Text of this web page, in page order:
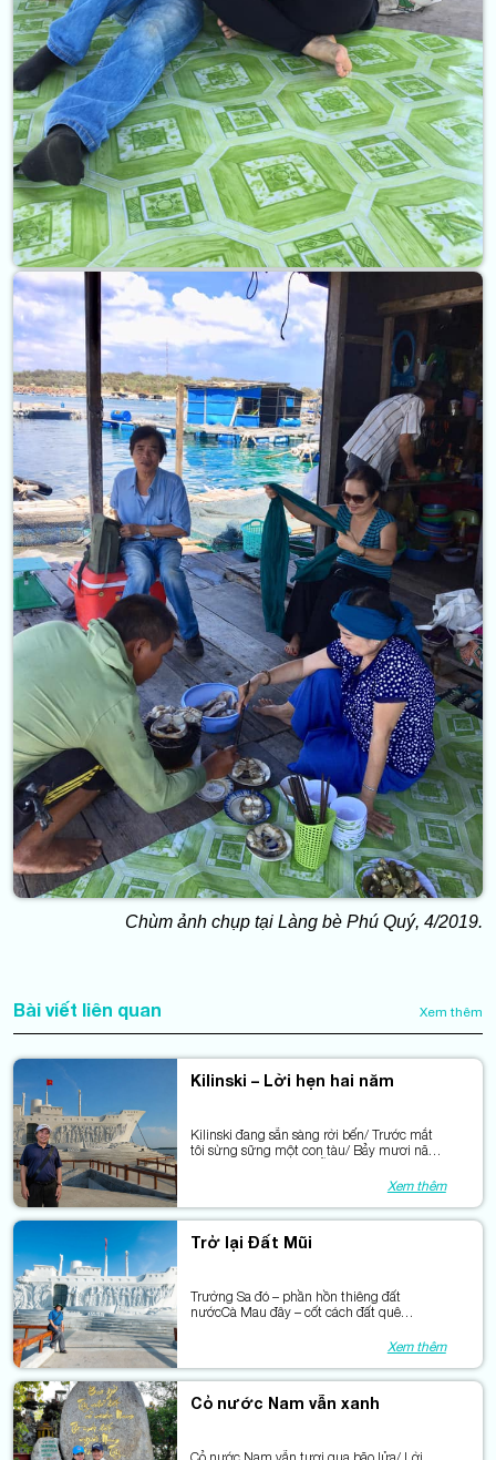
Chùm ảnh chụp tại Làng bè Phú Quý, 4/2019.
Bài viết liên quan Xem thêm
Kilinski – Lời hẹn hai năm
Kilinski đang sẵn sàng rời bến/ Trước mắt
tôi sừng sững một con tàu/ Bảy mươi năm
Xem thêm
Trở lại Đất Mũi
Trường Sa đó – phần hồn thiêng đất
nướcCà Mau đây – cốt cách đất quê
bướcCho hành trình nối sóng với phù sa.
Xem thêm
Cỏ nước Nam vẫn xanh